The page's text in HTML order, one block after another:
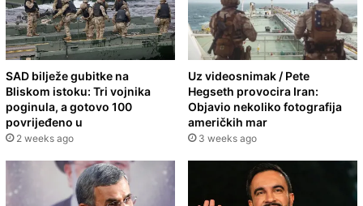
SAD bilježe gubitke na
Bliskom istoku: Tri vojnika
poginula, a gotovo 100
povrijeđeno u
2 weeks ago
Uz videosnimak / Pete
Hegseth provocira Iran:
Objavio nekoliko fotografija
američkih mar
3 weeks ago